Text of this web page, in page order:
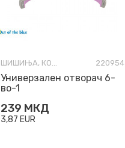
ШИШИЊА, КОЛБИ И ОТВАРАЧИ 220954
Универзален отворач 6-
во-1
239 МКД
3,87 EUR